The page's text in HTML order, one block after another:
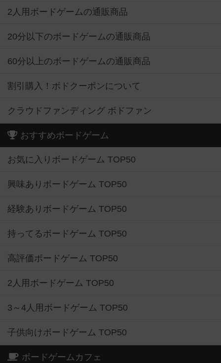
2人用ボードゲームの通販商品
20分以下のボードゲームの通販商品
60分以上のボードゲームの通販商品
割引購入！ボドクーポンについて
クラウドファンディング ボドファン
おすすめボードゲーム
お気に入りボードゲーム TOP50
興味ありボードゲーム TOP50
経験ありボードゲーム TOP50
持ってるボードゲーム TOP50
高評価ボードゲーム TOP50
2人用ボードゲーム TOP50
3～4人用ボードゲーム TOP50
子供向けボードゲーム TOP50
ボードゲームカフェ